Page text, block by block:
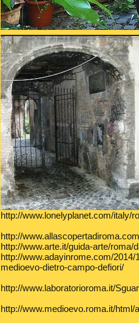
http://www.lonelyplanet.com/italy/
http://
http://www.arte.it/guida-arte/
http://www.adayinrome.com/
medioevo-dietro-campo-defiori/
http://www.laboratorioroma.it/
http://www.medioevo.roma.it/html/